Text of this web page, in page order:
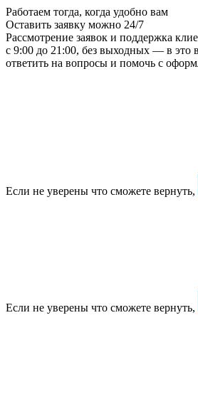
Работаем тогда, когда удобно вам
Оставить заявку можно 24/7
Рассмотрение заявок и поддержка
с 9:00 до 21:00, без выходных — в это
ответить на вопросы и помочь с
Если не уверены что сможете вернуть,
Если не уверены что сможете вернуть,